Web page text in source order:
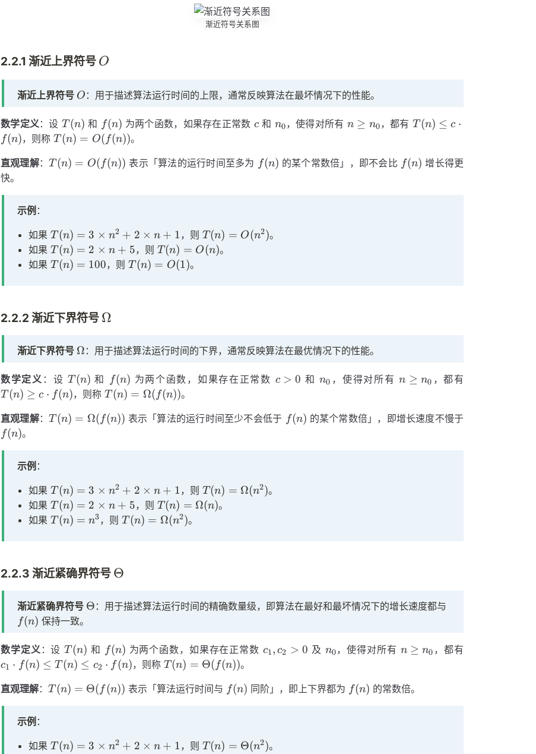
渐近符号关系图
2.2.1 渐近上界符号 O
O
渐近上界符号 O
O ：用于描述算法运行时间的上限，通常反映算法在最坏情况下的性能。
数学定义 ：设 T(n)
T (n) 和 f(n)
f(n) 为两个函数，如果存在正常数 c
c和 n_0
n0 ，使得对所有 n
n ≥ n0 ，都有T(n)
f(n)
T(n) ≤ c ⋅
f(n)，则称T(n) =
T(n) = O( f(n))。
直观理解：T(n) =
T(n) = O( f(n)) 表示「算法的运行时间至多为 f(n)
f(n) 的某个常数倍」，即不会比 f(n)
f(n) 增长得更
快。
示例 ：
如果 T(n)
= 3
\times
n^2 +
n + 1
T (n) = 3 × n2 + 2 × n + 1 ，则 T(n) =
O(n^2)
T (n) = O(n2)。
如果 T(n)
= 2
T (n) = 2 × n + 5，则 T(n)
=
T (n) = O(n)。
如果 T(n)
T (n) = 100，则T(n)
T (n) = O(1)。
2.2.2 渐近下界符号 \Omega
Ω
渐近下界符号 \Omega
Ω ：用于描述算法运行时间的下界，通常反映算法在最优情况下的性能。
数学定义 ：设 T(n)
T (n) 和 f(n)
f(n) 为两个函数，如果存在正常数 c
c > 0 和n_0
n0 ，使得对所有n
n ≥ n0 ，都有
T (n) ≥ c ⋅ f(n)，则称T(n) =
T(n) = Ω( f(n))。
直观理解：T(n) =
T(n) = Ω( f(n)) 表示「算法的运行时间至少不会低于 f(n)
f(n) 的某个常数倍」，即增长速度不慢于
f(n)。
示例 ：
如果 T(n)
= 3
\times
n^2 +
n + 1
T (n) = 3 × n2 + 2 × n + 1 ，则 T(n) =
\Omega(n^2)
T (n) = Ω(n2)。
如果 T(n)
= 2
T (n) = 2 × n + 5，则 T(n) =
\Omega(n)
T (n) = Ω(n)。
如果 T(n)
T (n) = n3，则T(n) =
T (n) = Ω(n2)。
2.2.3 渐近紧确界符号 \Theta
Θ
渐近紧确界符号 \Theta
Θ ：用于描述算法运行时间的精确数量级，即算法在最好和最坏情况下的增长速度都与
f(n) 保持一致。
数学定义 ：设T(n)
T(n) 和 f(n)
f(n) 为两个函数，如果存在正常数 c_1,
c1, c2 > 0 及 n_0
n0 ，使得对所有 n
n ≥ n0 ，都有
c1 ⋅ f(n) ≤ T(n) ≤ c2 ⋅ f(n)，则称 T(n) =
T (n) = Θ( f(n))。
直观理解： T(n) =
T (n) = Θ( f(n)) 表示「算法运行时间与 f(n)
f(n) 同阶」，即上下界都为 f(n)
f(n) 的常数倍。
示例 ：
如果 T(n)
T (n) = 3 × n2 + 2 × n + 1 ，则 T(n) =
T (n) = Θ(n2)。